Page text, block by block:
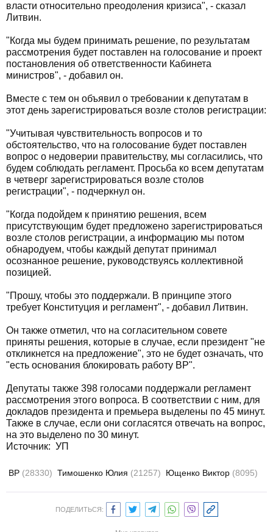
власти относительно преодоления кризиса", - сказал
Литвин.
"Когда мы будем принимать решение, по результатам
рассмотрения будет поставлен на голосование и проект
постановления об ответственности Кабинета
министров", - добавил он.
Вместе с тем он объявил о требовании к депутатам в
этот день зарегистрироваться возле столов регистрации:
"Учитывая чувствительность вопросов и то
обстоятельство, что на голосование будет поставлен
вопрос о недоверии правительству, мы согласились, что
будем соблюдать регламент. Просьба ко всем депутатам
в четверг зарегистрироваться возле столов
регистрации", - подчеркнул он.
"Когда подойдем к принятию решения, всем
присутствующим будет предложено зарегистрироваться
возле столов регистрации, а информацию мы потом
обнародуем, чтобы каждый депутат принимал
осознанное решение, руководствуясь коллективной
позицией.
"Прошу, чтобы это поддержали. В принципе этого
требует Конституция и регламент", - добавил Литвин.
Он также отметил, что на согласительном совете
приняты решения, которые в случае, если президент "не
откликнется на предложение", это не будет означать, что
"есть основания блокировать работу ВР".
Депутаты также 398 голосами поддержали регламент
рассмотрения этого вопроса. В соответствии с ним, для
докладов президента и премьера выделены по 45 минут.
Также в случае, если они согласятся отвечать на вопрос,
на это выделено по 30 минут.
Источник: УП
ВР (28330) Тимошенко Юлия (21257) Ющенко Виктор (8095)
ПОДЕЛИТЬСЯ: